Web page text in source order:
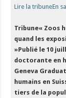
Lire la tribuneEn
Tribune« Zoos
quand les
»Publié le 10
doctorante en
Geneva
humains en
tiers de la